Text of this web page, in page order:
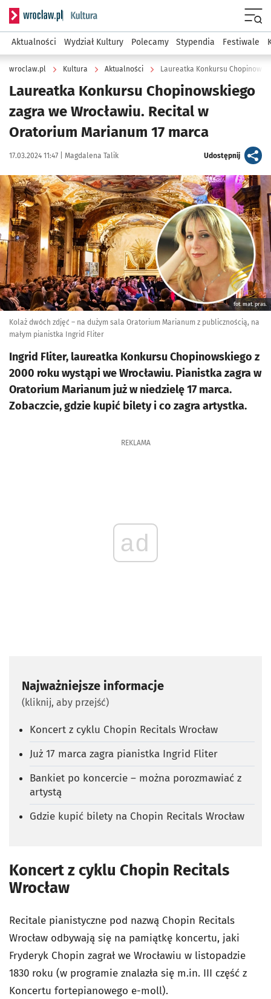
Serwis informacyjny wroclaw.pl podserwis: Kultura
Aktualności Wydział Kultury Polecamy Stypendia Festiwale
wroclaw.pl Kultura Aktualności
Laureatka Konkursu Chopinowskiego
zagra we Wrocławiu. Recital w
Oratorium Marianum 17 marca
Data publikacji:
17.03.2024 11:47 | Autor:
Magdalena Talik Udostępnijartykuł
Kliknij, aby powiększyć
fot. mat. pras.
Kolaż dwóch zdjęć – na dużym sala Oratorium Marianum z publicznością, na
małym pianistka Ingrid Fliter
Ingrid Fliter, laureatka Konkursu Chopinowskiego z
2000 roku wystąpi we Wrocławiu. Pianistka zagra w
Oratorium Marianum już w niedzielę 17 marca.
Zobaczcie, gdzie kupić bilety i co zagra artystka.
REKLAMA
ad
Najważniejsze informacje
(kliknij, aby przejść)
Koncert z cyklu Chopin Recitals Wrocław
Już 17 marca zagra pianistka Ingrid Fliter
Bankiet po koncercie – można porozmawiać z
artystą
Gdzie kupić bilety na Chopin Recitals Wrocław
Koncert z cyklu Chopin Recitals
Wrocław
Recitale pianistyczne pod nazwą Chopin Recitals
Wrocław odbywają się na pamiątkę koncertu, jaki
Fryderyk Chopin zagrał we Wrocławiu w listopadzie
1830 roku (w programie znalazła się m.in. III część z
Koncertu fortepianowego e-moll).